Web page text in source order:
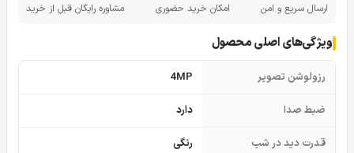
ارسال سریع و امن امکان خرید حضوری مشاوره رایگان قبل از خرید
ویژگی‌های اصلی محصول
رزولوشن تصویر 4MP
ضبط صدا دارد
قدرت دید در شب رنگی